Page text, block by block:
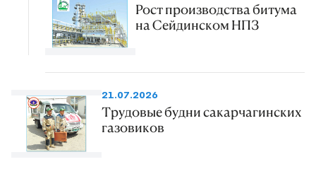
Рост производства битума
на Сейдинском НПЗ
21.07.2026
Трудовые будни сакарчагинских
газовиков